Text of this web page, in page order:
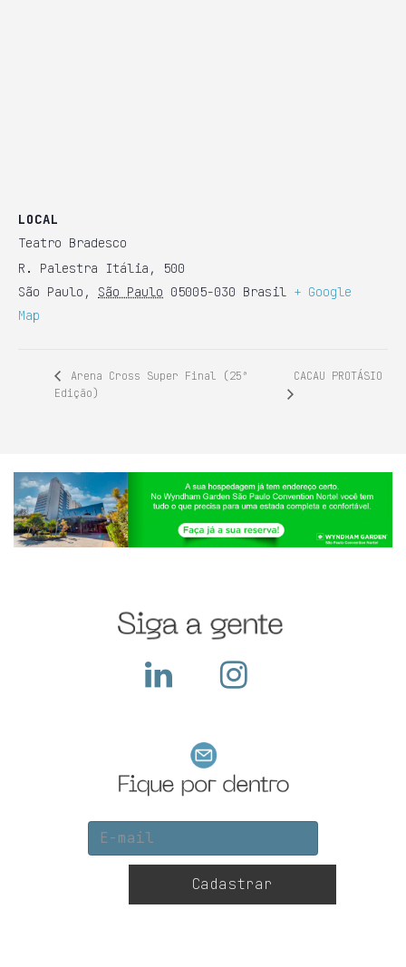
LOCAL
Teatro Bradesco
R. Palestra Itália, 500
São Paulo , São Paulo 05005-030 Brasil
+ Google
Map
Arena Cross Super Final (25ª
Edição)
CACAU PROTÁSIO